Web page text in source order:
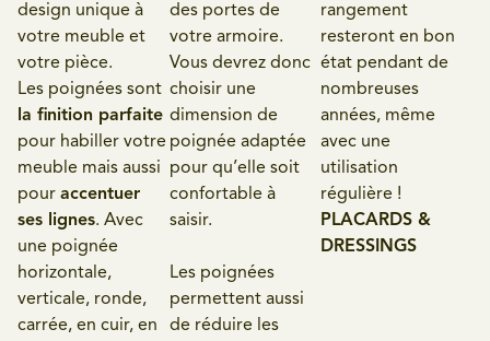
design unique à
votre meuble et
votre pièce.
Les poignées sont
la finition parfaite
pour habiller votre
meuble mais aussi
pour accentuer
ses lignes. Avec
une poignée
horizontale,
verticale, ronde,
carrée, en cuir, en
des portes de
votre armoire.
Vous devrez donc
choisir une
dimension de
poignée adaptée
pour qu’elle soit
confortable à
saisir.
Les poignées
permettent aussi
de réduire les
rangement
resteront en bon
état pendant de
nombreuses
années, même
avec une
utilisation
régulière !
PLACARDS &
DRESSINGS